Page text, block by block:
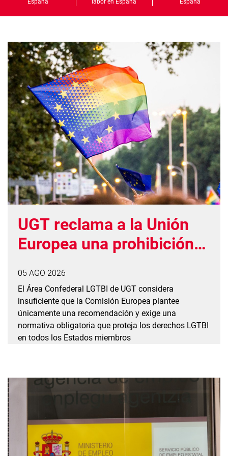
España
labor en España
España
UGT reclama a la Unión
Europea una prohibición
prácticas de conversión
05 AGO 2026
El Área Confederal LGTBI de UGT considera
insuficiente que la Comisión Europea plantee
únicamente una recomendación y exige una
normativa obligatoria que proteja los derechos LGTBI
en todos los Estados miembros